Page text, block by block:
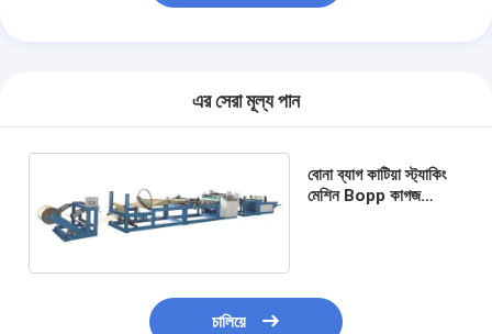
এর সেরা মূল্য পান
বোনা ব্যাগ কাটিয়া স্ট্যাকিং
মেশিন Bopp কাগজ
চালিয়ে